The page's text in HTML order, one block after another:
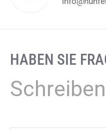
HABEN SIE